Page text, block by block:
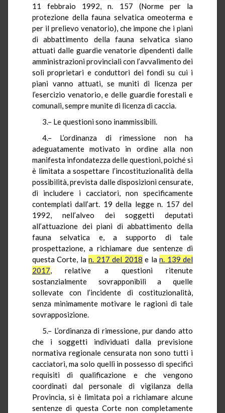
11 febbraio 1992, n. 157 (Norme per la
protezione della fauna selvatica omeoterma e
per il prelievo venatorio), che impone che i piani
di abbattimento della fauna selvatica siano
attuati dalle guardie venatorie dipendenti dalle
amministrazioni provinciali con l’avvalimento dei
soli proprietari e conduttori dei fondi su cui i
piani vanno attuati, se muniti di licenza per
l’esercizio venatorio, e delle guardie forestali e
comunali, sempre munite di licenza di caccia.
3.– Le questioni sono inammissibili.
4.– L’ordinanza di rimessione non ha
adeguatamente motivato in ordine alla non
manifesta infondatezza delle questioni, poiché si
è limitata a sospettare l’incostituzionalità della
possibilità, prevista dalle disposizioni censurate,
di includere i cacciatori, non specificamente
contemplati dall’art. 19 della legge n. 157 del
1992, nell’alveo dei soggetti deputati
all’attuazione dei piani di abbattimento della
fauna selvatica e, a supporto di tale
prospettazione, a richiamare due sentenze di
questa Corte, lan. 217 del 2018 e lan. 139 del
2017, relative a questioni ritenute
sostanzialmente sovrapponibili a quelle
sollevate con l’incidente di costituzionalità,
senza minimamente motivare le ragioni di tale
sovrapposizione.
5.– L’ordinanza di rimessione, pur dando atto
che i soggetti individuati dalla previsione
normativa regionale censurata non sono tutti i
cacciatori, ma solo quelli in possesso di specifici
requisiti di qualificazione e che vengono
coordinati dal personale di vigilanza della
Provincia, si è limitata poi a richiamare alcune
sentenze di questa Corte non completamente